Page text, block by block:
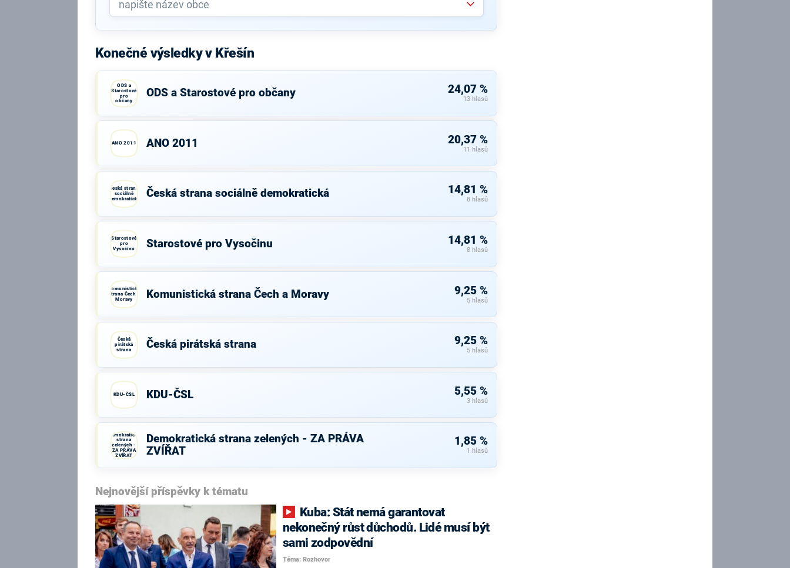
Konečné výsledky v Křešín
ODS a
Starostové
pro
občany
ODS a Starostové pro občany 24,07 %
13 hlasů
ANO 2011 ANO 2011 20,37 %
11 hlasů
Česká strana
sociálně
demokratická
Česká strana sociálně demokratická 14,81 %
8 hlasů
Starostové
pro
Vysočinu
Starostové pro Vysočinu 14,81 %
8 hlasů
Komunistická
strana Čech a
Moravy
Komunistická strana Čech a Moravy 9,25 %
5 hlasů
Česká
pirátská
strana
Česká pirátská strana 9,25 %
5 hlasů
KDU-ČSL KDU-ČSL 5,55 %
3 hlasů
Demokratická
strana
zelených -
ZA PRÁVA
ZVÍŘAT
Demokratická strana zelených - ZA PRÁVA
ZVÍŘAT
1,85 %
1 hlasů
Nejnovější příspěvky k tématu
nekonečný růst důchodů. Lidé musí být
sami zodpovědní
Téma: Rozhovor